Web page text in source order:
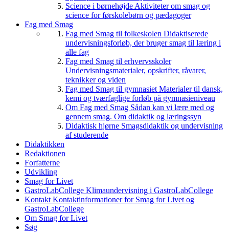
Science i børnehøjde Aktiviteter om smag og
science for førskolebørn og pædagoger
Fag med Smag
Fag med Smag til folkeskolen Didaktiserede
undervisningsforløb, der bruger smag til læring i
alle fag
Fag med Smag til erhvervsskoler
Undervisningsmaterialer, opskrifter, råvarer,
teknikker og viden
Fag med Smag til gymnasiet Materialer til dansk,
kemi og tværfaglige forløb på gymnasieniveau
Om Fag med Smag Sådan kan vi lære med og
gennem smag. Om didaktik og læringssyn
Didaktisk hjørne Smagsdidaktik og undervisning
af studerende
Didaktikken
Redaktionen
Forfatterne
Udvikling
Smag for Livet
GastroLabCollege Klimaundervisning i GastroLabCollege
Kontakt Kontaktinformationer for Smag for Livet og
GastroLabCollege
Om Smag for Livet
Søg